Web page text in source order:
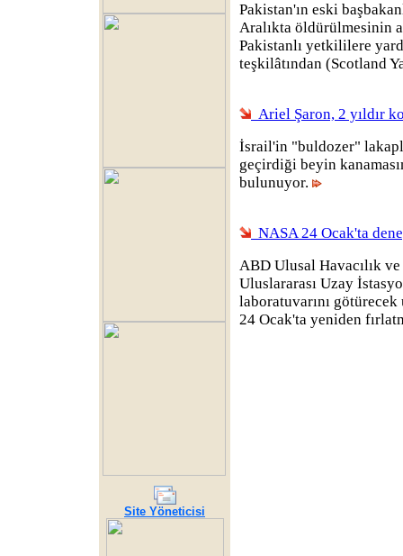
Site Yöneticisi
Pakistan'ın eski
Aralıkta öldürülmesinin
Pakistanlı yetkililere
teşkilâtından (Scotland
Ariel Şaron, 2 yıldır
İsrail'in "buldozer"
geçirdiği beyin
bulunuyor.
NASA 24 Ocak'ta
ABD Ulusal Havacılık
Uluslararası Uzay
laboratuvarını
24 Ocak'ta yeniden